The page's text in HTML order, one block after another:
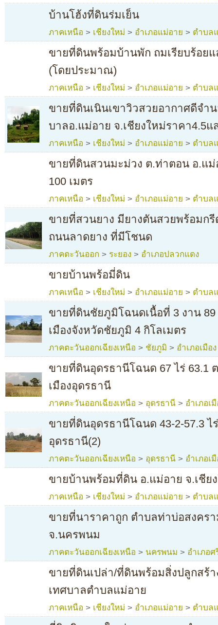
บ้านโฮ้งที่ดินร่มเย็น
ภาคเหนือ > เชียงใหม่ > อำเภอแม่อาย > ตำบล
ขายที่ดินพร้อมบ้านพัก ถมเรียบร้อยแ
(โดยประมาณ)
ภาคเหนือ > เชียงใหม่ > อำเภอแม่อาย > ตำบล
ขายที่ดินเนินเขาวิวสวยอากาศดีจำ
บาลอ.แม่อาย จ.เชียงใหม่ราคา4.5แ
ภาคเหนือ > เชียงใหม่ > อำเภอแม่อาย > ตำบล
ขายที่ดินสวนมะม่วง ต.ท่าตอน อ.แ
100 เมตร
ภาคเหนือ > เชียงใหม่ > อำเภอแม่อาย > ตำบล
ขายที่สวนยาง มียางตันสวยพร้อมกรี
ถนนลาดยาง ที่มีโชนด
ภาคตะวันออก > ระยอง > อำเภอปลวกแดง
ขายบ้านพร้อมี่ดิน
ภาคเหนือ > เชียงใหม่ > อำเภอแม่อาย > ตำบล
ขายที่ดินชัยภูมิโฉนดเนื้อที่ 3 งาน 89
เมืองจังหวัดชัยภูมิ 4 กิโลเมตร
ภาคตะวันออกเฉียงเหนือ > ชัยภูมิ > อำเภอเมือง
ขายที่ดินอุดรธานีโฉนด 67 ไร่ 63.1
เมืองอุดรธานี
ภาคตะวันออกเฉียงเหนือ > อุดรธานี > อำเภอเ
ขายที่ดินอุดรธานีโฉนด 43-2-57.3 ไ
อุดรธานี(2)
ภาคตะวันออกเฉียงเหนือ > อุดรธานี > อำเภอเ
ขายบ้านพร้อมที่ดิน อ.แม่อาย จ.เชีย
ภาคเหนือ > เชียงใหม่ > อำเภอแม่อาย > ตำบล
ขายที่นาราคาถูก ตำบลท่าบ่อสงคร
จ.นครพนม
ภาคตะวันออกเฉียงเหนือ > นครพนม > อำเภอ
ขายที่ดินเปล่า/ที่ดินพร้อมสิ่งปลูกสร้
เทศบาลตำบลแม่อาย
ภาคเหนือ > เชียงใหม่ > อำเภอแม่อาย > ตำบล